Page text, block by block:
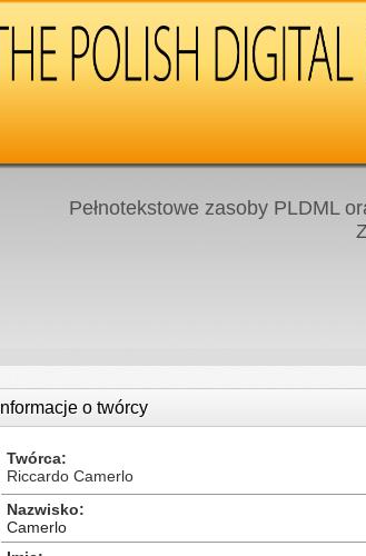
Pełnotekstowe zasoby PLDML
Informacje o twórcy
Twórca
Riccardo Camerlo
Nazwisko
Camerlo